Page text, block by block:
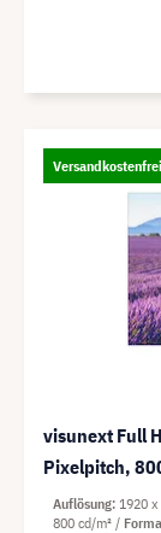
Versandkostenfrei
visunext Full
Pixelpitch,
Auflösung 1920
800 cd/m²